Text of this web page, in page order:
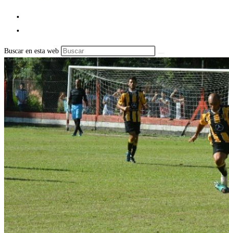
Buscar en esta web